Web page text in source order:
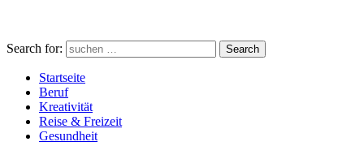
Search for: Search
Startseite
Beruf
Kreativität
Reise & Freizeit
Gesundheit